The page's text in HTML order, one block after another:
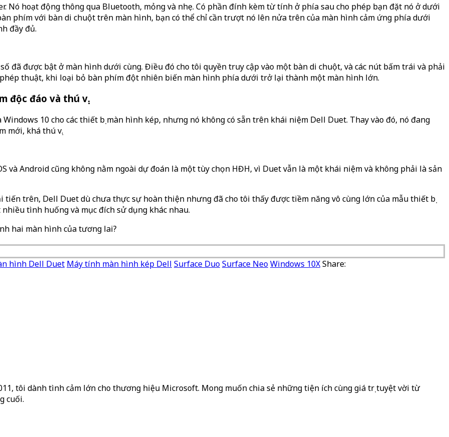
Nó hoạt động thông qua Bluetooth, mỏng và nhẹ. Có phần đính kèm từ tính ở phía sau cho phép bạn đặt nó ở dưới
phím với bàn di chuột trên màn hình, bạn có thể chỉ cần trượt nó lên nửa trên của màn hình cảm ứng phía dưới
đầy đủ.
đã được bật ở màn hình dưới cùng. Điều đó cho tôi quyền truy cập vào một bàn di chuột, và các nút bấm trái và phải
thuật, khi loại bỏ bàn phím đột nhiên biến màn hình phía dưới trở lại thành một màn hình lớn.
độc đáo và thú vị.
10 cho các thiết bị màn hình kép, nhưng nó không có sẵn trên khái niệm Dell Duet. Thay vào đó, nó đang
mới, khá thú vị.
và Android cũng không nằm ngoài dự đoán là một tùy chọn HĐH, vì Duet vẫn là một khái niệm và không phải là sản
trên, Dell Duet dù chưa thực sự hoàn thiện nhưng đã cho tôi thấy được tiềm năng vô cùng lớn của mẫu thiết bị
tình huống và mục đích sử dụng khác nhau.
hai màn hình của tương lai?
hình Dell Duet Máy tính màn hình kép Dell Surface DuoSurface NeoWindows 10XShare:
tôi dành tình cảm lớn cho thương hiệu Microsoft. Mong muốn chia sẻ những tiện ích cùng giá trị tuyệt vời từ
cuối.